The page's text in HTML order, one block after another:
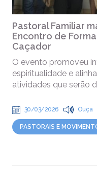
Pastoral Familiar
Encontro de
Caçador
O evento promoveu
espiritualidade e
atividades que serão
30/03/2026 Ouça
PASTORAIS E